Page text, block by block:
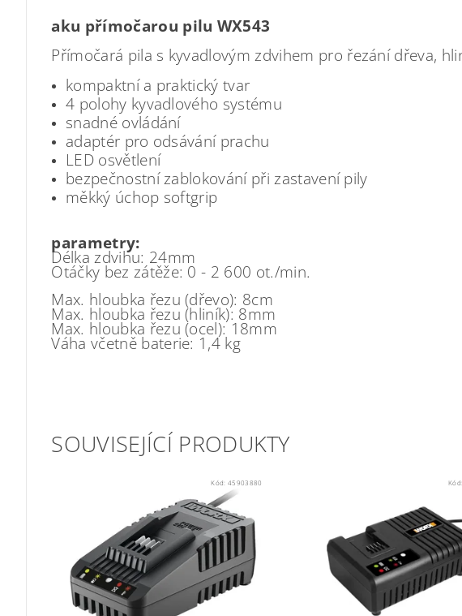
aku přímočarou pilu WX543
Přímočará pila s kyvadlovým zdvihem pro řezání dřeva,
kompaktní a praktický tvar
4 polohy kyvadlového systému
snadné ovládání
adaptér pro odsávání prachu
LED osvětlení
bezpečnostní zablokování při zastavení pily
měkký úchop softgrip
parametry:
Délka zdvihu: 24mm
Otáčky bez zátěže: 0 - 2 600 ot./min.
Max. hloubka řezu (dřevo): 8cm
Max. hloubka řezu (hliník): 8mm
Max. hloubka řezu (ocel): 18mm
Váha včetně baterie: 1,4 kg
SOUVISEJÍCÍ PRODUKTY
Kód: 45903880 Kód: